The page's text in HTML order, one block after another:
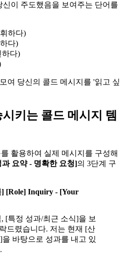
이 주도했음을 보여주는 단어를
하다)
다)
하다)
여 당신의 콜드 메시지를 '읽고 싶
키는 콜드 메시지 템
활용하여 실제 메시지를 구성해
요약 - 명확한 요청]​의 3단계 구
[Role] Inquiry - [Your
[특정 성과/최근 소식]을 보
드렸습니다. 저는 현재 [산
바탕으로 성과를 내고 있